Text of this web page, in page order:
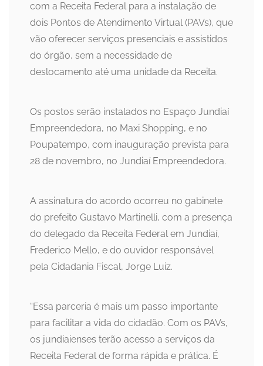
com a Receita Federal para a instalação de
dois Pontos de Atendimento Virtual (PAVs), que
vão oferecer serviços presenciais e assistidos
do órgão, sem a necessidade de
deslocamento até uma unidade da Receita.
Os postos serão instalados no Espaço Jundiaí
Empreendedora, no Maxi Shopping, e no
Poupatempo, com inauguração prevista para
28 de novembro, no Jundiaí Empreendedora.
A assinatura do acordo ocorreu no gabinete
do prefeito Gustavo Martinelli, com a presença
do delegado da Receita Federal em Jundiaí,
Frederico Mello, e do ouvidor responsável
pela Cidadania Fiscal, Jorge Luiz.
“Essa parceria é mais um passo importante
para facilitar a vida do cidadão. Com os PAVs,
os jundiaienses terão acesso a serviços da
Receita Federal de forma rápida e prática. É